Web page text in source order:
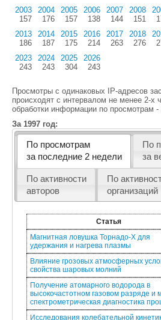
2003
157
2004
176
2005
157
2006
138
2007
144
2008
151
2013
186
2014
187
2015
175
2016
214
2017
263
2018
276
2023
243
2024
243
2025
304
2026
243
Просмотры с одинаковых IP-адресов
происходят с интервалом не менее 2-х
обработки информации по просмотрам -
За 1997 год:
По просмотрам
за последние 2 недели
По
за
По активности
авторов
По
организаций
Статья
Магнитная ловушка Торнадо-X для
удержания и нагрева плазмы
Влияние грозовых атмосферных
свойства шаровых молний
Получение атомарного водорода в
высокочастотном газовом разряде и
спектрометрическая диагностика
Исследования колебательной